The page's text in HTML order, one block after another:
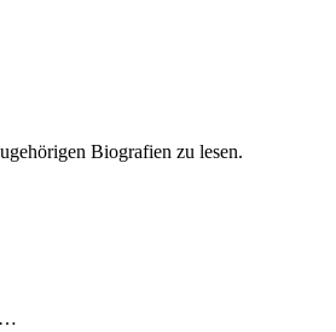
Biografien zu lesen.